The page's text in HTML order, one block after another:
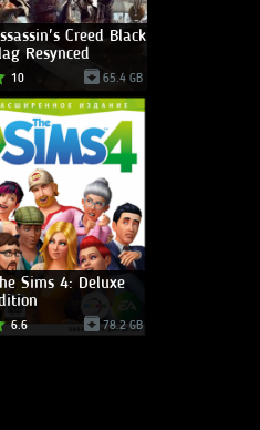
Creed Black
Resynced
10 65.4 GB
Sims 4: Deluxe
6.6 78.2 GB